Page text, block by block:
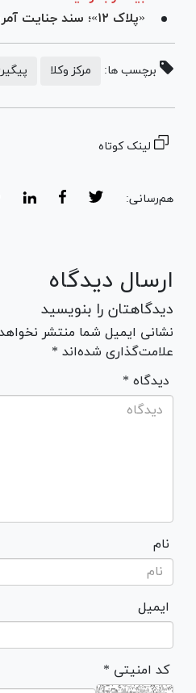
«پلاک ۱۲»؛ سند جنایت آمریکا و اسرائیل
برچسب ها: مرکز وکلا
لینک کوتاه
هم‌رسانی:
ارسال دیدگاه
دیدگاهتان را بنویسید
نشانی ایمیل شما منتشر
علامت‌گذاری شده‌اند *
* دیدگاه
نام
ایمیل
* کد امنیتی